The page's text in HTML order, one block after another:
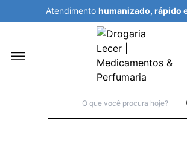
Atendimentohumanizado, rápido